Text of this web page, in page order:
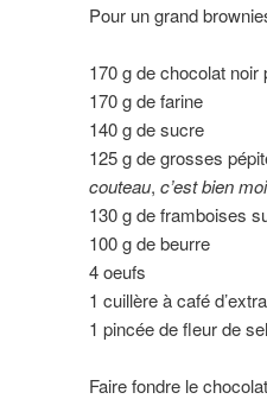
Pour un grand
170 g de chocolat noir
170 g de farine
140 g de sucre
125 g de grosses
couteau, c’est bien
130 g de framboises
100 g de beurre
4 oeufs
1 cuillère à café
1 pincée de fleur de sel
Faire fondre le